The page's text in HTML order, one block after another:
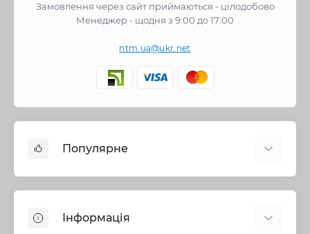
Замовлення через сайт приймаються - цілодобово
Менеджер - щодня з 9:00 до 17:00
ntm.ua@ukr.net
Популярне
Запірна арматура
Інформація